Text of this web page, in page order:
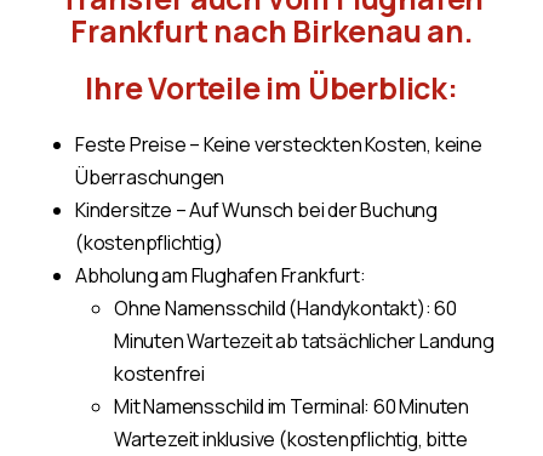
Frankfurt nach Birkenau an.
Ihre Vorteile im Überblick:
Feste Preise – Keine versteckten Kosten, keine
Überraschungen
Kindersitze – Auf Wunsch bei der Buchung
(kostenpflichtig)
Abholung am Flughafen Frankfurt:
Ohne Namensschild (Handykontakt): 60
Minuten Wartezeit ab tatsächlicher Landung
kostenfrei
Mit Namensschild im Terminal: 60 Minuten
Wartezeit inklusive (kostenpflichtig, bitte